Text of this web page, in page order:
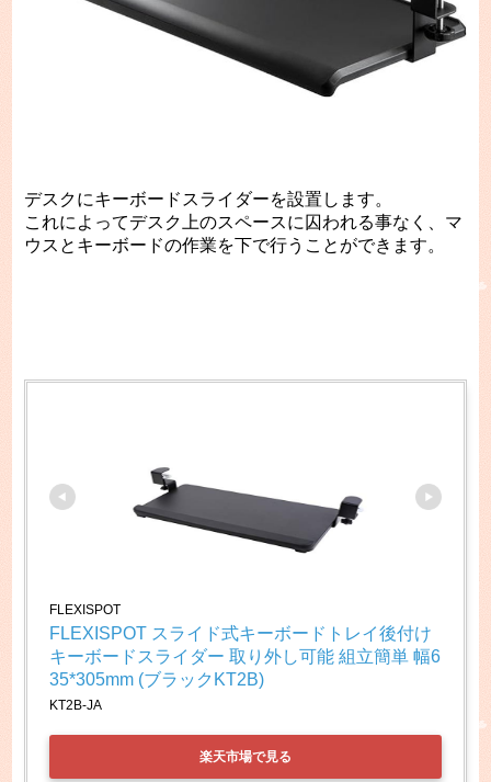
デスクにキーボードスライダーを設置します。
これによってデスク上のスペースに囚われる事なく、マ
ウスとキーボードの作業を下で行うことができます。
FLEXISPOT
FLEXISPOT スライド式キーボードトレイ後付け
キーボードスライダー 取り外し可能 組立簡単 幅6
35*305mm (ブラックKT2B)
KT2B-JA
楽天市場で見る